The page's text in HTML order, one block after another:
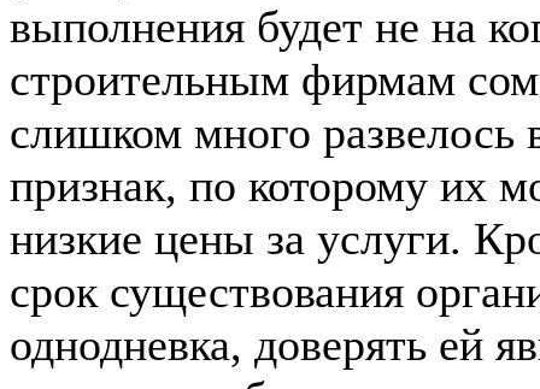
выполнения будет не на
строительным фирмам
слишком много развелось
признак, по которому их
низкие цены за услуги.
срок существования
однодневка, доверять ей